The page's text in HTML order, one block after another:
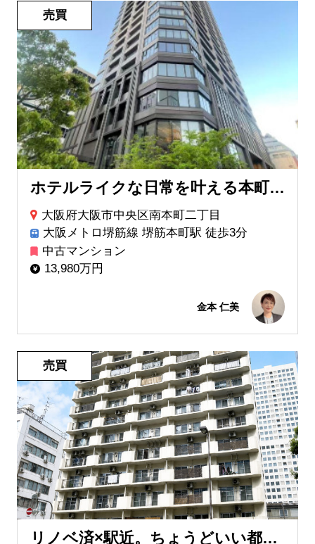
ホテルライクな日常を叶える本町レジデンス
大阪府大阪市中央区南本町二丁目
大阪メトロ堺筋線 堺筋本町駅 徒歩3分
中古マンション
13,980万円
金本 仁美
売買
リノベ済×駅近。ちょうどいい都会暮らし
売買